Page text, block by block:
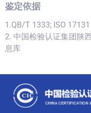
鉴定依据
1.QB/T 1333; ISO 17131
2. 中国检验认证集团陕
息库